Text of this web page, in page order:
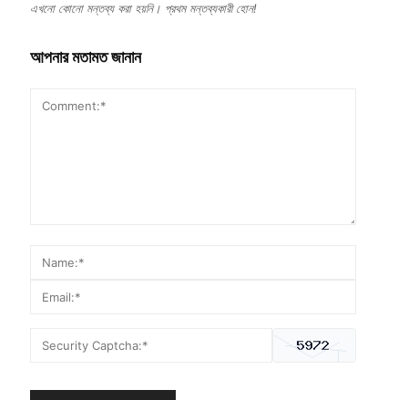
এখনো কোনো মন্তব্য করা হয়নি। প্রথম মন্তব্যকারী হোন!
আপনার মতামত জানান